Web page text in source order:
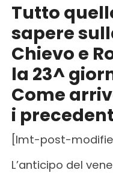
Tutto
sapere
Chievo e
la 23^
Come
i
[lmt-post-
L’anticipo del